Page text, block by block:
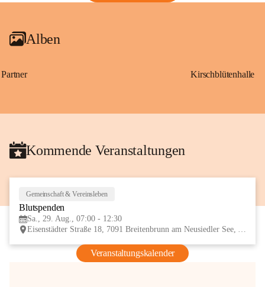
Alben
Partner Kirschblütenhalle
Kommende Veranstaltungen
Gemeinschaft & Vereinsleben
Blutspenden
Sa., 29. Aug., 07:00 - 12:30
Eisenstädter Straße 18, 7091 Breitenbrunn am Neusiedler See, AUT
Veranstaltungskalender